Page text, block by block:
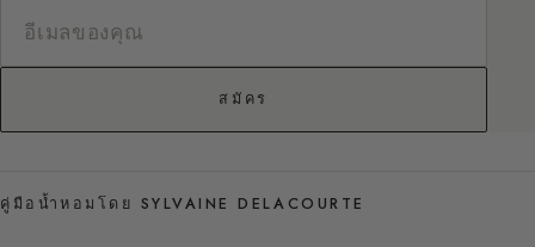
สมัคร
คู่มือน้ำหอมโดย SYLVAINE DELACOURTE